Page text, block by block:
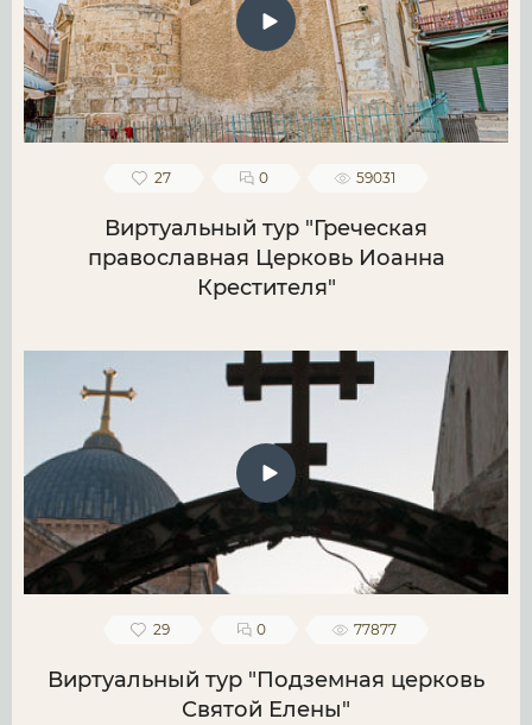
27 0 59031
Виртуальный тур "Греческая
православная Церковь Иоанна
Крестителя"
29 0 77877
Виртуальный тур "Подземная церковь
Святой Елены"